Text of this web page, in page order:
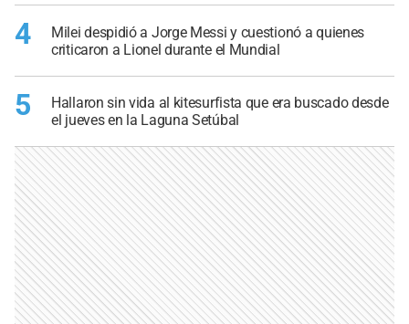
4
Milei despidió a Jorge Messi y cuestionó a quienes
criticaron a Lionel durante el Mundial
5
Hallaron sin vida al kitesurfista que era buscado desde
el jueves en la Laguna Setúbal